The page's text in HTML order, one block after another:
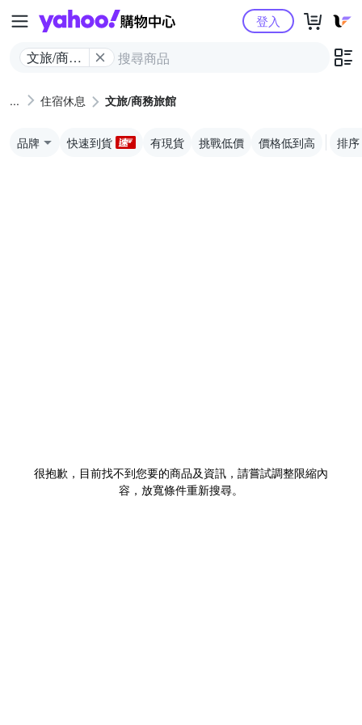
Yahoo購物中心
文旅/商務
登入
住宿休息 文旅/商務旅館
品牌 快速到貨 有現貨 挑戰低價 價格低到高 排序
很抱歉，目前找不到您要的商品及資訊，請嘗試調整限縮內
容，放寬條件重新搜尋。